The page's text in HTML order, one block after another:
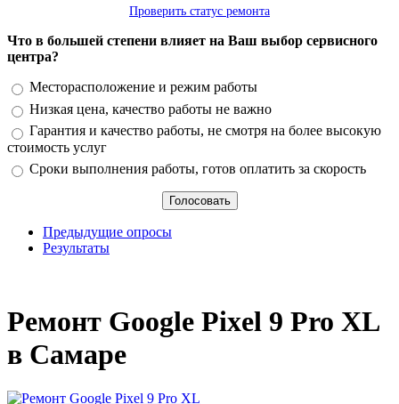
Проверить статус ремонта
Что в большей степени влияет на Ваш выбор сервисного
центра?
Варианты
Месторасположение и режим работы
Низкая цена, качество работы не важно
Гарантия и качество работы, не смотря на более высокую
стоимость услуг
Сроки выполнения работы, готов оплатить за скорость
Предыдущие опросы
Результаты
Ремонт Google Pixel 9 Pro XL
в Самаре